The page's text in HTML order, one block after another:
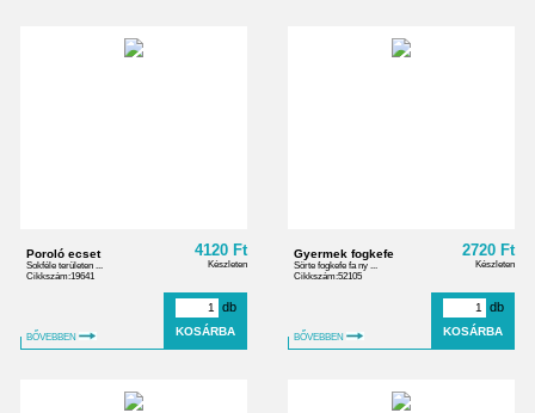
Poroló ecset
Sokféle területen ...
Cikkszám:19641
BŐVEBBEN
4120 Ft
Készleten
db
Gyermek fogkefe
Sörte fogkefe fa ny ...
Cikkszám:52105
BŐVEBBEN
2720 Ft
Készleten
db